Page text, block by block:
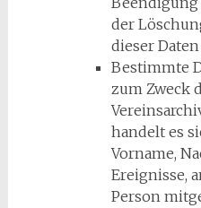
der
dieser
Bestimmte
zum Zweck
handelt es
Vorname,
Ereignisse,
Person